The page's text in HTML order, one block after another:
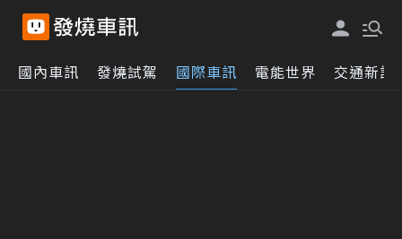
國內車訊 發燒試駕 國際車訊 電能世界 交通新訊